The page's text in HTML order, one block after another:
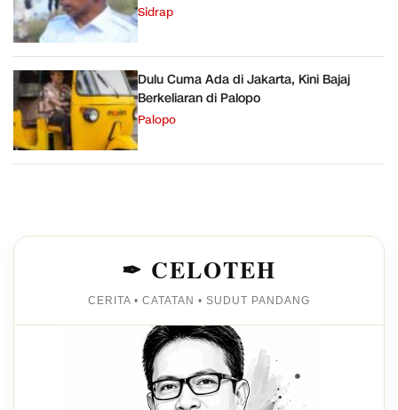
Sidrap
Dulu Cuma Ada di Jakarta, Kini Bajaj
Berkeliaran di Palopo
Palopo
✒ CELOTEH
CERITA • CATATAN • SUDUT PANDANG